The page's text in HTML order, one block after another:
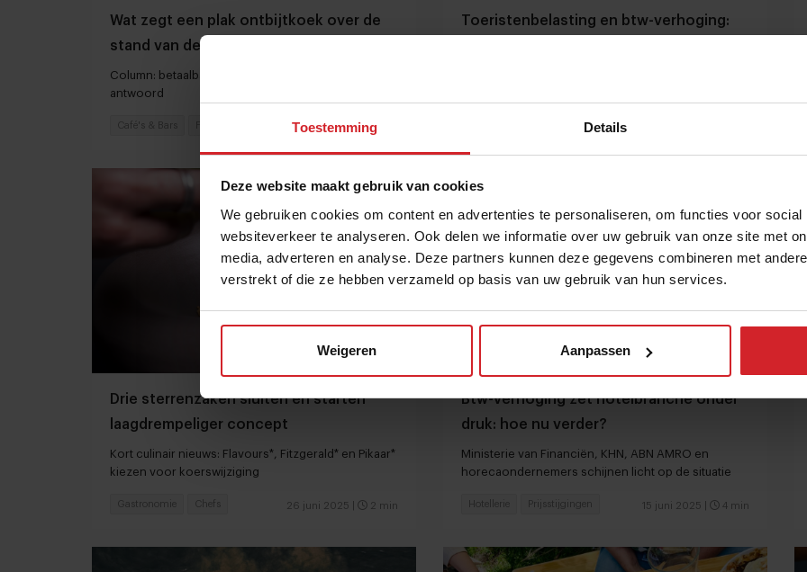
Toestemming Details
Deze website maakt gebruik van cookies
We gebruiken cookies om content en advertenties te personaliseren, om functies voor social
websiteverkeer te analyseren. Ook delen we informatie over uw gebruik van onze site met
media, adverteren en analyse. Deze partners kunnen deze gegevens combineren met
verstrekt of die ze hebben verzameld op basis van uw gebruik van hun services.
Weigeren Aanpassen
Wat zegt een plak ontbijtkoek over de
stand van de economie?
Column: betaalbaarheid in de horeca, nostalgie als
antwoord
13 september 2025| 3 min
Café's & Bars
Toeristenbelasting en btw-verhoging:
9 september 2025
Drie sterrenzaken sluiten en starten
laagdrempeliger concept
Kort culinair nieuws: Flavours*, Fitzgerald* en Pikaar*
kiezen voor koerswijziging
26 juni 2025 2 min
Gastronomie Chefs
Btw-verhoging zet hotelbranche onder
druk: hoe nu verder?
Ministerie van Financiën, KHN, ABN AMRO en
horecaondernemers schijnen licht op de situatie
15 juni 2025 4 min
Hotellerie Prijsstijgingen